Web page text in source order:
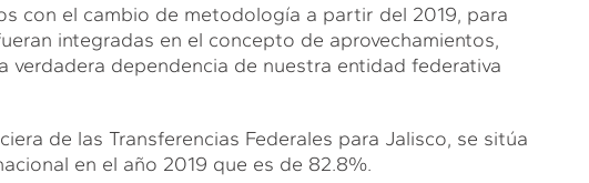
con el cambio de metodología a partir del 2019, para
integradas en el concepto de aprovechamientos,
verdadera dependencia de nuestra entidad federativa
de las Transferencias Federales para Jalisco, se sitúa
en el año 2019 que es de 82.8%.